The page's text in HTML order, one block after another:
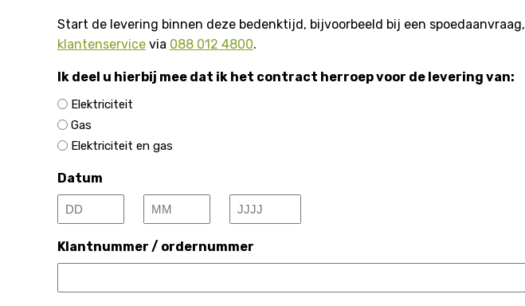
Start de levering binnen deze bedenktijd, bijvoorbeeld bij een
klantenservice via 088 012 4800.
Ik deel u hierbij mee dat ik het contract herroep voor de levering van:
Elektriciteit
Gas
Elektriciteit en gas
Datum
Klantnummer / ordernummer